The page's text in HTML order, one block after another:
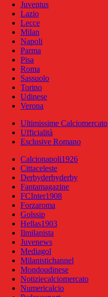
Juventus
Lazio
Lecce
Milan
Napoli
Parma
Pisa
Roma
Sassuolo
Torino
Udinese
Verona
Ultimissime Calciomercato
Ufficialità
Esclusive Romano
Calcionapoli1926
Cittaceleste
Derbyderbyderby
Fantamagazine
FCInter1908
Forzaroma
Golssip
Hellas1903
Ilmilanista
Juvenews
Mediagol
Milanistichannel
Mondoudinese
Notiziecalciomercato
Numericalcio